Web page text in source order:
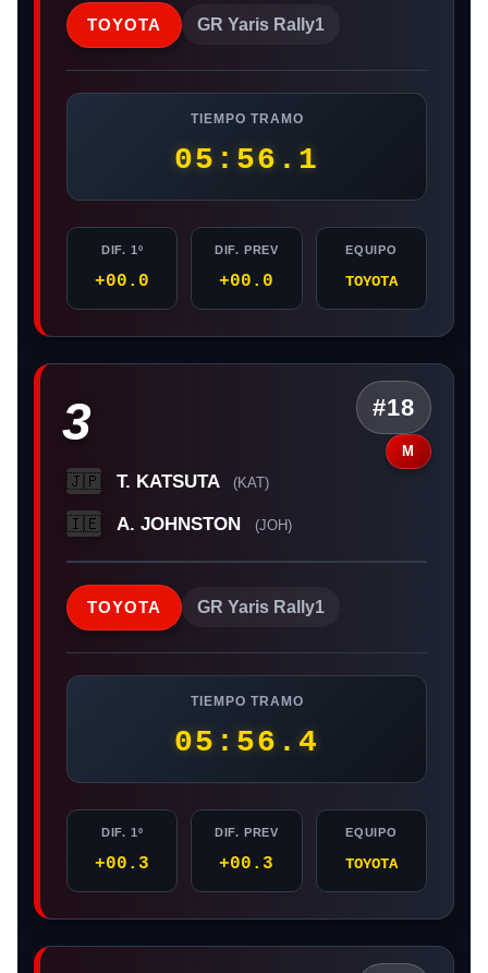
TOYOTA GR Yaris Rally1
TIEMPO TRAMO
05:56.1
DIF. 1º
+00.0
DIF. PREV
+00.0
EQUIPO
TOYOTA
3 #18
M
🇯🇵 T. KATSUTA (KAT)
🇮🇪 A. JOHNSTON (JOH)
TOYOTA GR Yaris Rally1
TIEMPO TRAMO
05:56.4
DIF. 1º
+00.3
DIF. PREV
+00.3
EQUIPO
TOYOTA